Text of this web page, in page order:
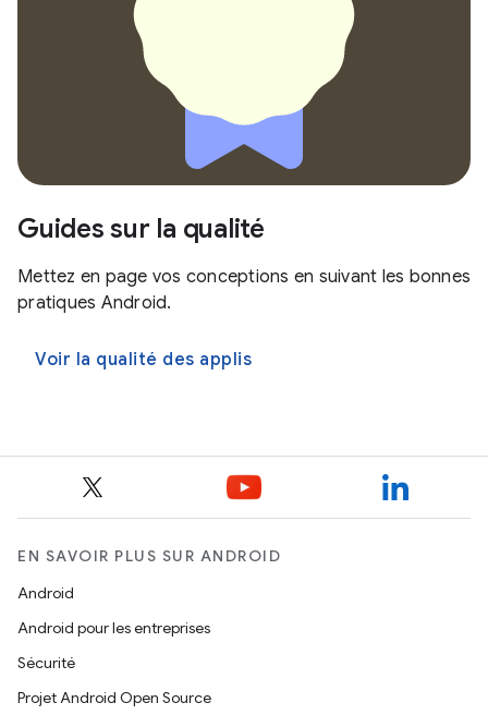
Guides sur la qualité
Mettez en page vos conceptions en suivant les bonnes
pratiques Android.
Voir la qualité des applis
EN SAVOIR PLUS SUR ANDROID
Android
Android pour les entreprises
Sécurité
Projet Android Open Source